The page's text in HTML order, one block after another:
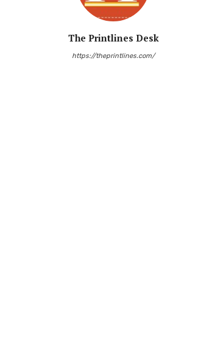
The Printlines Desk
https://theprintlines.com/